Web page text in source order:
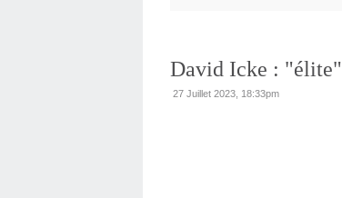
David Icke : "élite"
27 Juillet 2023, 18:33pm